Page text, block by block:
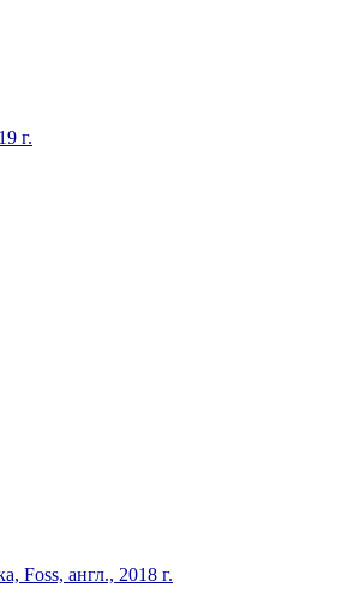
г.
Foss, англ., 2018 г.